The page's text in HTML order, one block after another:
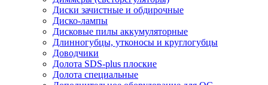
Диски зачистные и обдирочные
Диско-лампы
Дисковые пилы аккумуляторные
Длинногубцы, утконосы и круглогубцы
Доводчики
Долота SDS-plus плоские
Долота специальные